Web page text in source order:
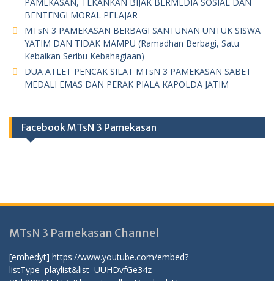
BENTENGI MORAL PELAJAR
MTsN 3 PAMEKASAN BERBAGI SANTUNAN UNTUK SISWA
YATIM DAN TIDAK MAMPU (Ramadhan Berbagi, Satu
Kebaikan Seribu Kebahagiaan)
DUA ATLET PENCAK SILAT MTsN 3 PAMEKASAN SABET
MEDALI EMAS DAN PERAK PIALA KAPOLDA JATIM
Facebook MTsN 3 Pamekasan
MTsN 3 Pamekasan Channel
[embedyt] https://www.youtube.com/embed?
listType=playlist&list=UUHDvfGe34z-